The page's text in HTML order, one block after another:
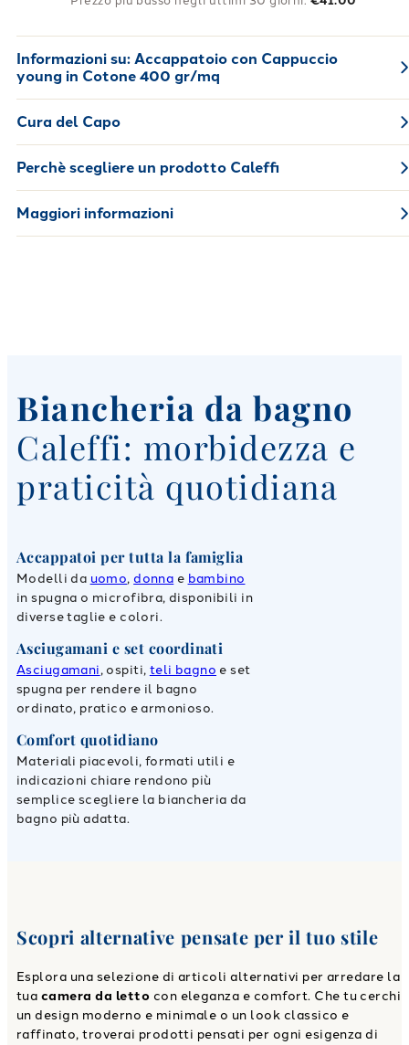
Informazioni su: Accappatoio con Cappuccio
young in Cotone 400 gr/mq
Cura del Capo
Perchè scegliere un prodotto Caleffi
Maggiori informazioni
Biancheria da bagno
Caleffi: morbidezza e
praticità quotidiana
Accappatoi per tutta la famiglia
Modelli da uomo,donna e bambino
in spugna o microfibra, disponibili in
diverse taglie e colori.
Asciugamani e set coordinati
Asciugamani, ospiti, teli bagno e set
spugna per rendere il bagno
ordinato, pratico e armonioso.
Comfort quotidiano
Materiali piacevoli, formati utili e
indicazioni chiare rendono più
semplice scegliere la biancheria da
bagno più adatta.
Scopri alternative pensate per il tuo stile
Esplora una selezione di articoli alternativi per arredare la
tua camera da letto con eleganza e comfort. Che tu cerchi
un design moderno e minimale o un look classico e
raffinato, troverai prodotti pensati per ogni esigenza di